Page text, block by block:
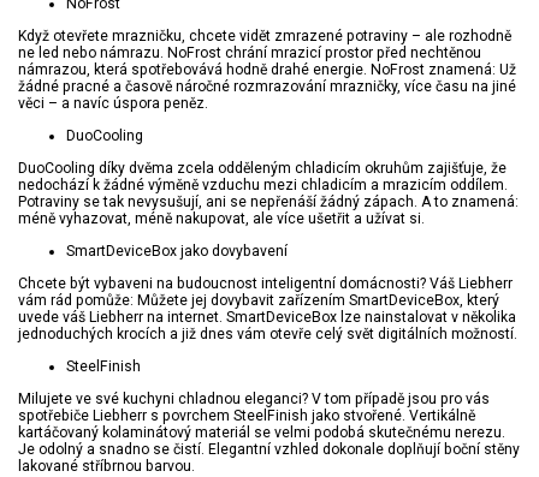
NoFrost
Když otevřete mrazničku, chcete vidět zmrazené potraviny – ale rozhodně
ne led nebo námrazu. NoFrost chrání mrazicí prostor před nechtěnou
námrazou, která spotřebovává hodně drahé energie. NoFrost znamená: Už
žádné pracné a časově náročné rozmrazování mrazničky, více času na jiné
věci – a navíc úspora peněz.
DuoCooling
DuoCooling díky dvěma zcela odděleným chladicím okruhům zajišťuje, že
nedochází k žádné výměně vzduchu mezi chladicím a mrazicím oddílem.
Potraviny se tak nevysušují, ani se nepřenáší žádný zápach. A to znamená:
méně vyhazovat, méně nakupovat, ale více ušetřit a užívat si.
SmartDeviceBox jako dovybavení
Chcete být vybaveni na budoucnost inteligentní domácnosti? Váš Liebherr
vám rád pomůže: Můžete jej dovybavit zařízením SmartDeviceBox, který
uvede váš Liebherr na internet. SmartDeviceBox lze nainstalovat v několika
jednoduchých krocích a již dnes vám otevře celý svět digitálních možností.
SteelFinish
Milujete ve své kuchyni chladnou eleganci? V tom případě jsou pro vás
spotřebiče Liebherr s povrchem SteelFinish jako stvořené. Vertikálně
kartáčovaný kolaminátový materiál se velmi podobá skutečnému nerezu.
Je odolný a snadno se čistí. Elegantní vzhled dokonale doplňují boční stěny
lakované stříbrnou barvou.